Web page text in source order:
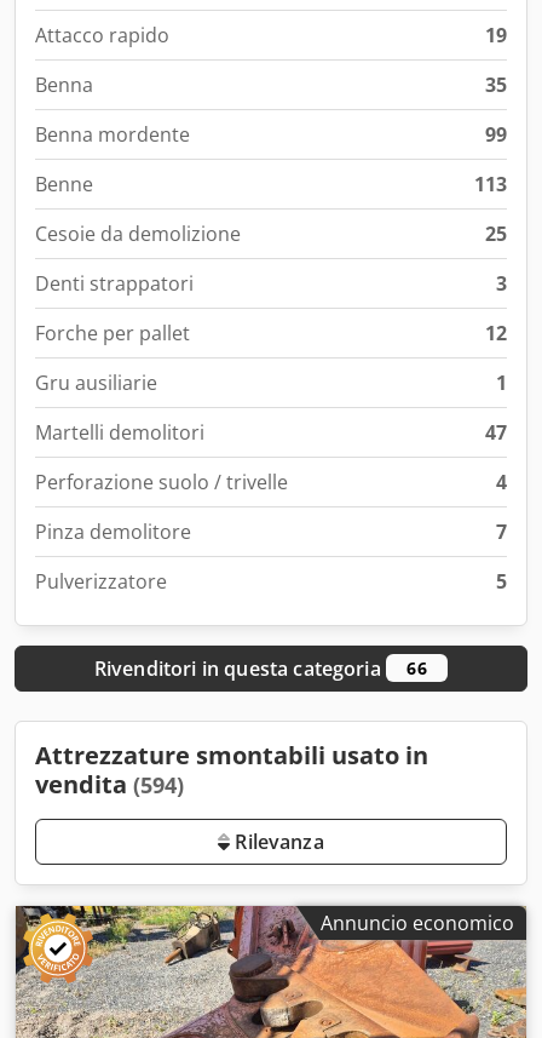
Attacco rapido
19
Benna
35
Benna mordente
99
Benne
113
Cesoie da demolizione
25
Denti strappatori
3
Forche per pallet
12
Gru ausiliarie
1
Martelli demolitori
47
Perforazione suolo / trivelle
4
Pinza demolitore
7
Pulverizzatore
5
Rivenditori in questa categoria 66
Attrezzature smontabili usato in
vendita (594)
Rilevanza
Annuncio economico